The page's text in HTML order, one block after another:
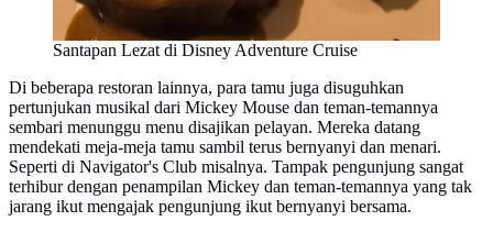
Santapan Lezat di Disney Adventure Cruise
Di beberapa restoran lainnya, para tamu juga disuguhkan
pertunjukan musikal dari Mickey Mouse dan teman-temannya
sembari menunggu menu disajikan pelayan. Mereka datang
mendekati meja-meja tamu sambil terus bernyanyi dan menari.
Seperti di Navigator's Club misalnya. Tampak pengunjung sangat
terhibur dengan penampilan Mickey dan teman-temannya yang tak
jarang ikut mengajak pengunjung ikut bernyanyi bersama.